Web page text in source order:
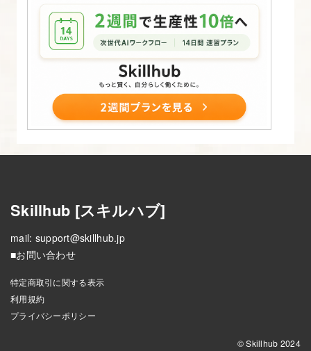
Skillhub [スキルハブ]
mail: support@skillhub.jp
■お問い合わせ
特定商取引に関する表示
利用規約
プライバシーポリシー
© Skillhub 2024